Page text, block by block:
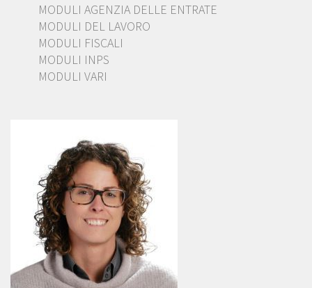
MODULI AGENZIA DELLE ENTRATE
MODULI DEL LAVORO
MODULI FISCALI
MODULI INPS
MODULI VARI